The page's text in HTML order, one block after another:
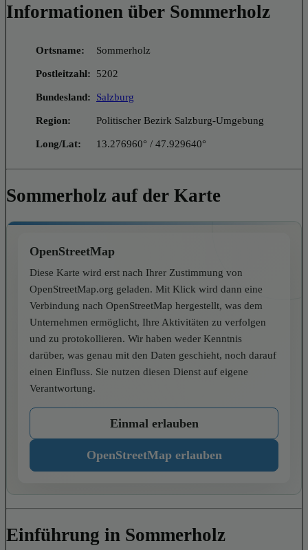
Informationen über Sommerholz
Ortsname: Sommerholz
Postleitzahl: 5202
Bundesland: Salzburg
Region: Politischer Bezirk Salzburg-Umgebung
Long/Lat: 13.276960° / 47.929640°
Sommerholz auf der Karte
OpenStreetMap
Diese Karte wird erst nach Ihrer Zustimmung von
OpenStreetMap.org geladen. Mit Klick wird dann eine
Verbindung nach OpenStreetMap hergestellt, was dem
Unternehmen ermöglicht, Ihre Aktivitäten zu verfolgen
und zu protokollieren. Wir haben weder Kenntnis
darüber, was genau mit den Daten geschieht, noch darauf
einen Einfluss. Sie nutzen diesen Dienst auf eigene
Verantwortung.
Einmal erlauben
OpenStreetMap erlauben
Einführung in Sommerholz